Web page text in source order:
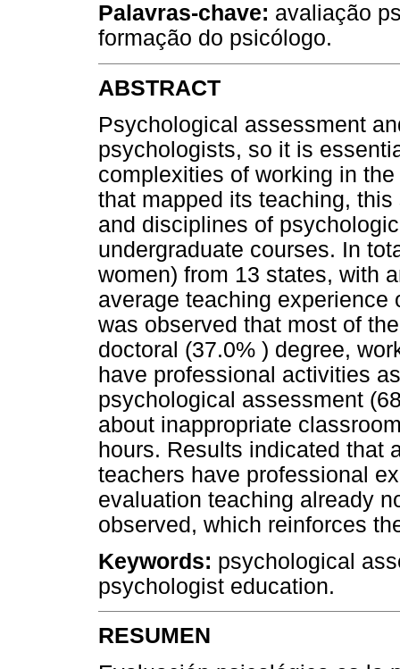
Palavras-chave: avaliação
formação do psicólogo.
ABSTRACT
Psychological assessment
psychologists, so it is
complexities of working in
that mapped its teaching,
and disciplines of
undergraduate courses. In
women) from 13 states, with
average teaching experience
was observed that most of
doctoral (37.0% ) degree,
have professional activities
psychological assessment
about inappropriate
hours. Results indicated that
teachers have professional
evaluation teaching already
observed, which reinforces
Keywords: psychological
psychologist education.
RESUMEN